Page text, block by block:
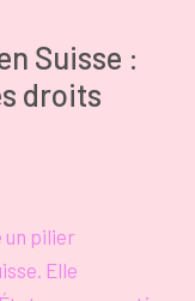
Suisse :
droits
pilier
Elle